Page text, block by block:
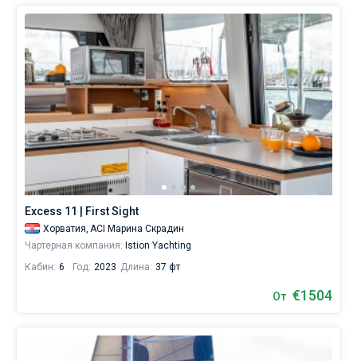
Excess 11 | First Sight
Хорватия, ACI Марина Скрадин
Чартерная компания: Istion Yachting
Кабин: 6 Год: 2023 Длина: 37 фт
От €1504